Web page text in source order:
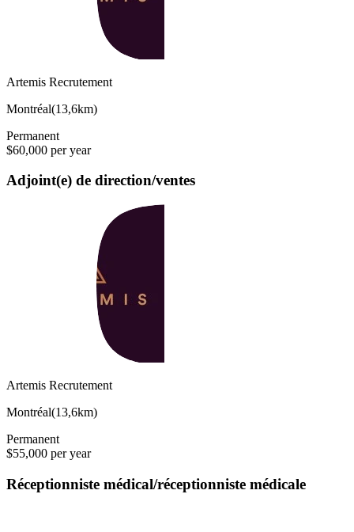
Artemis Recrutement
Montréal(13,6km)
Permanent
$60,000 per year
Adjoint(e) de direction/ventes
Artemis Recrutement
Montréal(13,6km)
Permanent
$55,000 per year
Réceptionniste médical/réceptionniste médicale